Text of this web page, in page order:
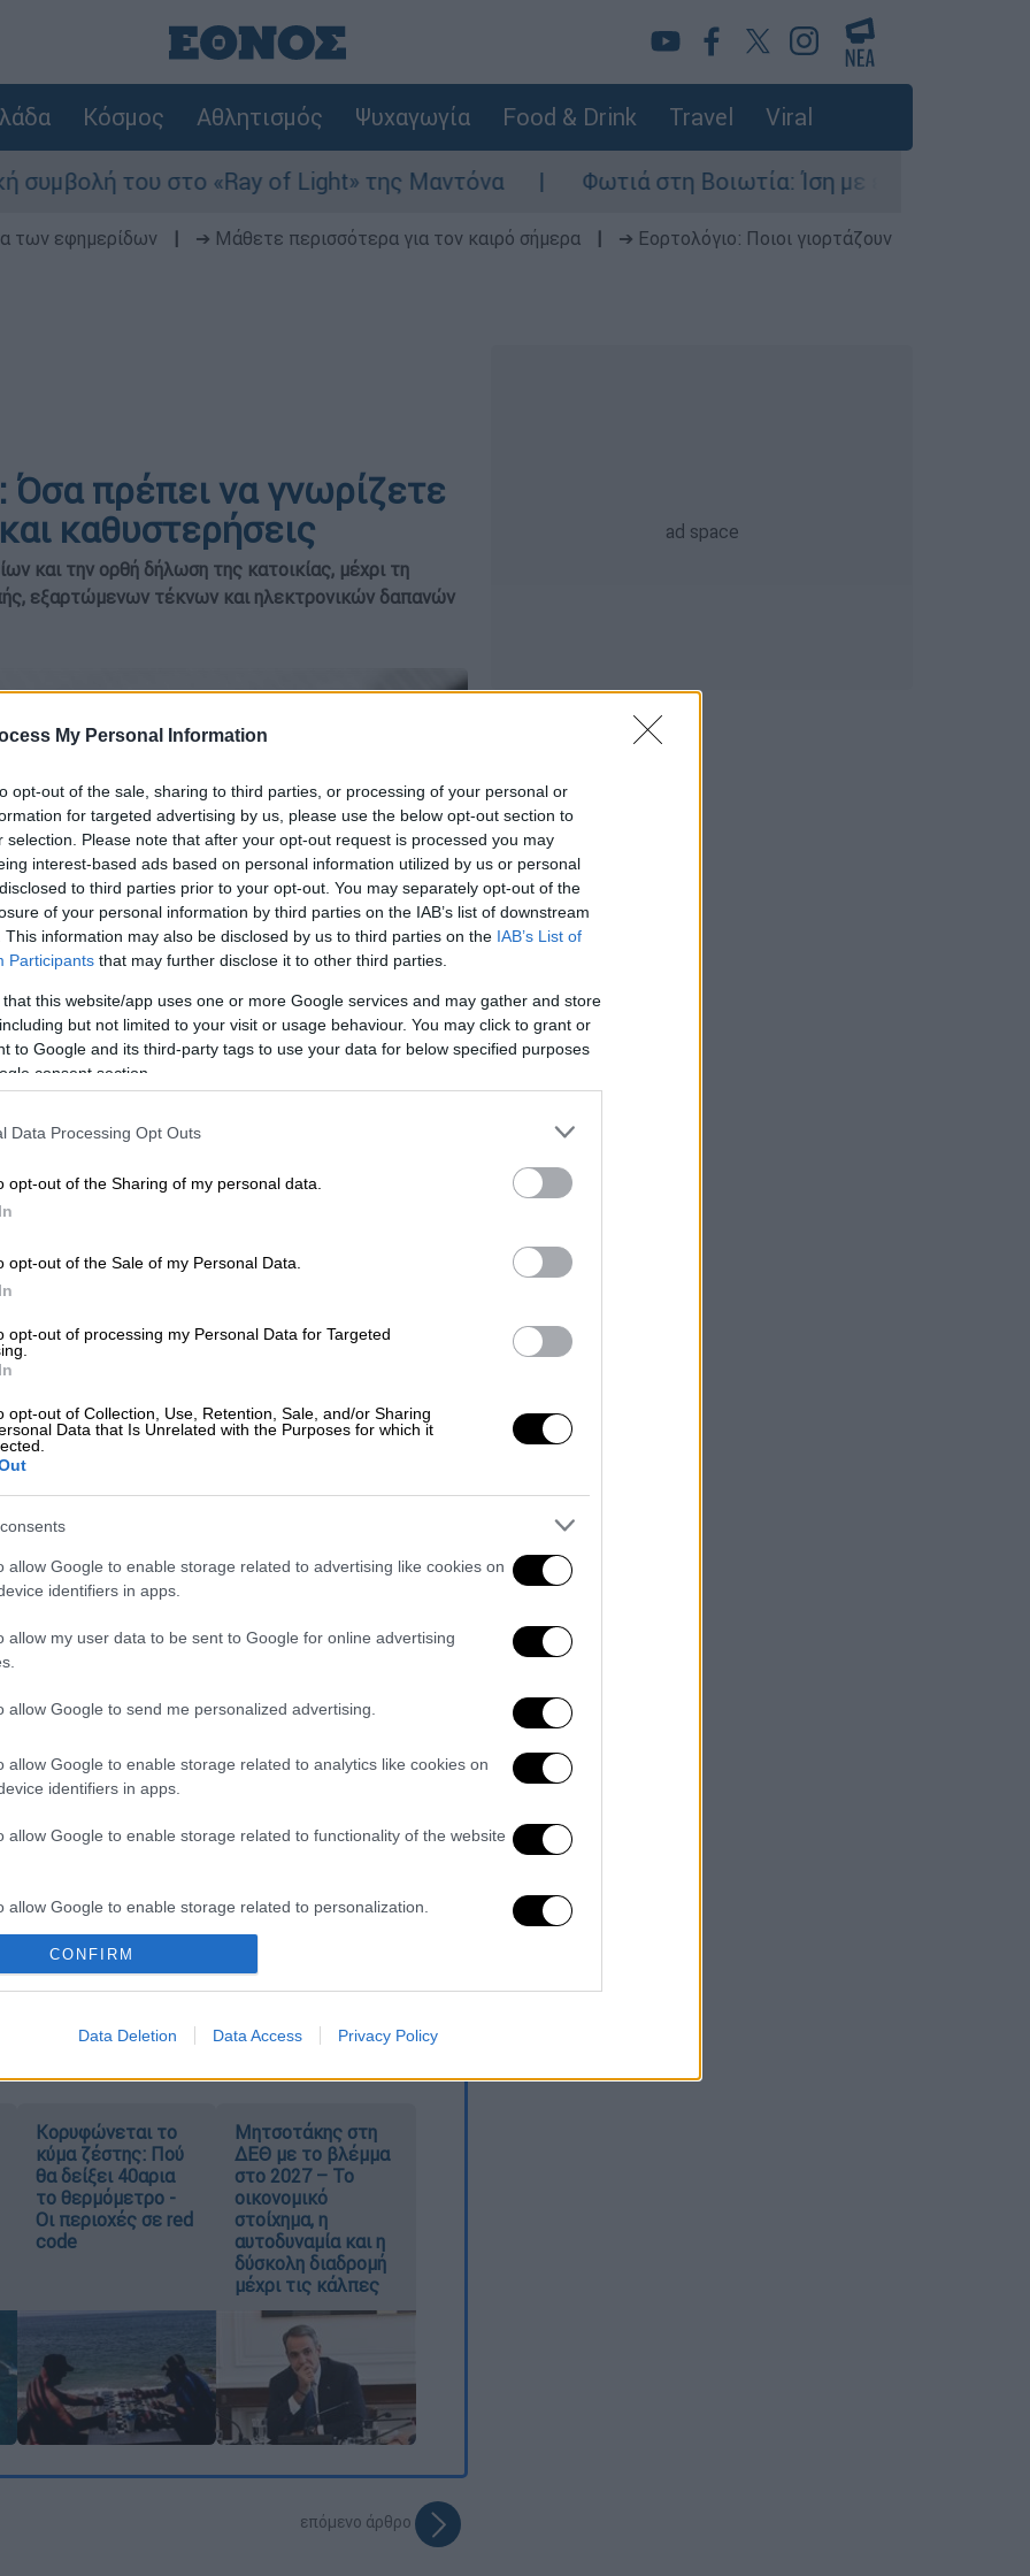
My Personal Information
opt-out of the sale, sharing to third parties, or processing of your personal or
for targeted advertising by us, please use the below opt-out section to
selection. Please note that after your opt-out request is processed you may
interest-based ads based on personal information utilized by us or personal
to third parties prior to your opt-out. You may separately opt-out of the
of your personal information by third parties on the IAB’s list of downstream
This information may also be disclosed by us to third parties on the IAB’s List of
Participants that may further disclose it to other third parties.
that this website/app uses one or more Google services and may gather and store
but not limited to your visit or usage behaviour. You may click to grant or
to Google and its third-party tags to use your data for below specified purposes
consent section.
Data Processing Opt Outs
opt-out of the Sharing of my personal data.
opt-out of the Sale of my Personal Data.
opt-out of processing my Personal Data for Targeted
opt-out of Collection, Use, Retention, Sale, and/or Sharing
Data that Is Unrelated with the Purposes for which it
allow Google to enable storage related to advertising like cookies on
identifiers in apps.
allow my user data to be sent to Google for online advertising
allow Google to send me personalized advertising.
allow Google to enable storage related to analytics like cookies on
identifiers in apps.
allow Google to enable storage related to functionality of the website
allow Google to enable storage related to personalization.
allow Google to enable storage related to security, including
CONFIRM
Data Deletion Data Access Privacy Policy
Κόσμος Αθλητισμός Ψυχαγωγία Food & Drink Travel Viral
του στο «Ray of Light» της Μαντόνα Φωτιά στη Βοιωτία: Ίση με έξι ατομικές
των εφημερίδων ➔ Μάθετε περισσότερα για τον καιρό σήμερα
➔ Εορτολόγιο: Ποιοι γιορτάζουν
πρέπει να γνωρίζετε
καθυστερήσεις
και την ορθή δήλωση της κατοικίας, μέχρι τη
εξαρτώμενων τέκνων και ηλεκτρονικών δαπανών
το ΕΘΝΟΣ στη Google
δήλωσης
και
φορολογούμενους.
στοιχείων και την
εισοδημάτων αλλοδαπής,
δαπανών, η σωστή κατανόηση των
λάθη, καθυστερήσεις ή άσκοπες
ΕΘΝΟΣ θα παρεμβαίνει και τα προσβλητικά σχόλια θα
καταχώρηση
Κορυφώνεται το
κύμα ζέστης: Πού
θα δείξει 40αρια
το θερμόμετρο -
Οι περιοχές σε red
code
Μητσοτάκης στη
ΔΕΘ με το βλέμμα
στο 2027 – Το
οικονομικό
στοίχημα, η
αυτοδυναμία και η
δύσκολη διαδρομή
μέχρι τις κάλπες
επόμενο άρθρο